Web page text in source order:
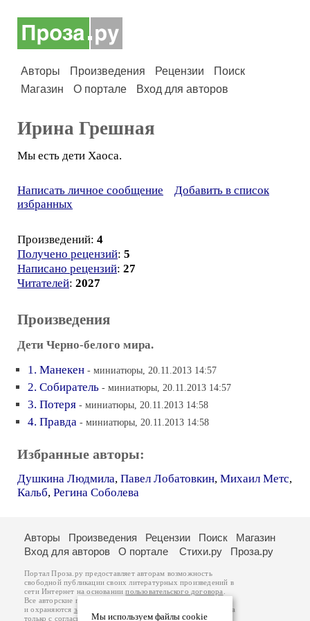
Авторы Произведения Рецензии
Поиск
Магазин
О портале Вход для авторов
Ирина Грешная
Мы есть дети Хаоса.
Написать личное сообщение
Добавить в список
избранных
Произведений: 4
Получено рецензий: 5
Написано рецензий: 27
Читателей: 2027
Произведения
Дети Черно-белого мира.
1. Манекен - миниатюры, 20.11.2013 14:57
2. Собиратель - миниатюры, 20.11.2013 14:57
3. Потеря - миниатюры, 20.11.2013 14:58
4. Правда - миниатюры, 20.11.2013 14:58
Избранные авторы:
Душкина Людмила, Павел Лобатовкин, Михаил Метс,
Кальб, Регина Соболева
Мы используем файлы cookie
Авторы Произведения Рецензии Поиск
Магазин
Вход для авторов
О портале Стихи.ру Проза.ру
Портал Проза.ру предоставляет авторам возможность
свободной публикации своих литературных произведений в
сети Интернет на основаниипользовательского договора
Все авторские права на произведения принадлежат авторам
и охраняются законом
. Перепечатка произведений возможна
только с согласия его автора, к которому вы можете